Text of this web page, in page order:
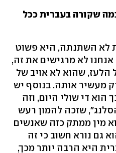
שקורה בעברית ככל
לא השתנתה, היא פשוט
לא מרגישים את זה,
הלעז, שהוא לא אויב של
מעשיר אותה. בנוסף יש
די שולי היום, וזה
שזכה להמון רעש
מין ממתק כזה שאנשים
גם נורא חשוב כי זה
היא הרבה יותר מכך,